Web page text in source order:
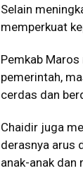
Selain
memperkuat
Pemkab
pemerintah,
cerdas dan
Chaidir juga
derasnya arus
anak-anak dan